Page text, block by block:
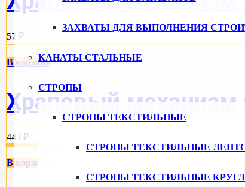
ЗАХВАТЫ ДЛЯ ВЫПОЛНЕНИЯ
КАНАТЫ СТАЛЬНЫЕ
СТРОПЫ
СТРОПЫ ТЕКСТИЛЬНЫЕ
СТРОПЫ ТЕКСТИЛЬНЫЕ
СТРОПЫ ТЕКСТИЛЬНЫЕ
57 ₽
В корзину
Храповый механизм
443 ₽
В корзину